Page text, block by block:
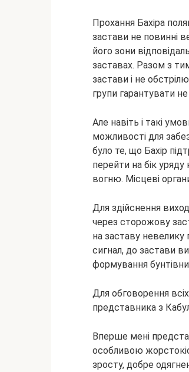
Прохання Бахіра
застави не повинні
його зони
заставах. Разом з
застави і не
групи гарантувати не
Але навіть і такі
можливості для
було те, що Бахір
перейти на бік
вогню. Місцеві
Для здійснення
через сторожову
на заставу невелику
сигнал, до застави
формування
Для обговорення
представника з
Вперше мені
особливою
зросту, добре